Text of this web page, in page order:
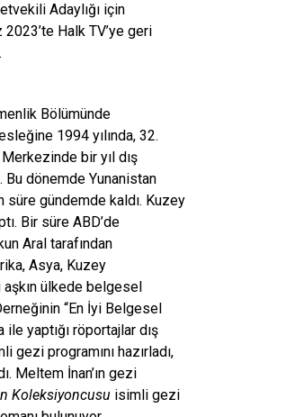
Adaylığı için
2023’te Halk TV’ye geri
Bölümünde
1994 yılında, 32.
bir yıl dış
dönemde Yunanistan
süre gündemde kaldı. Kuzey
Bir süre ABD’de
Aral tarafından
Asya, Kuzey
aşkın ülkede belgesel
“En İyi Belgesel
yaptığı röportajlar dış
gezi programını hazırladı,
Meltem İnan’ın gezi
Koleksiyoncusu isimli gezi